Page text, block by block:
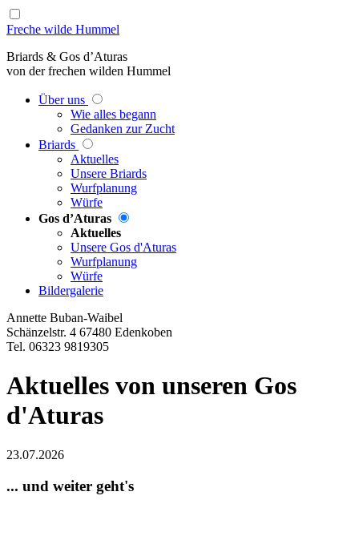
Freche wilde Hummel
Briards & Gos d’Aturas
von der frechen wilden Hummel
Über uns
Wie alles begann
Gedanken zur Zucht
Briards
Aktuelles
Unsere Briards
Wurfplanung
Würfe
Gos d’Aturas
Aktuelles
Unsere Gos d'Aturas
Wurfplanung
Würfe
Bildergalerie
Annette Buban-Waibel
Schänzelstr. 4 67480 Edenkoben
Tel. 06323 9819305
Aktuelles von unseren Gos
d'Aturas
23.07.2026
... und weiter geht's